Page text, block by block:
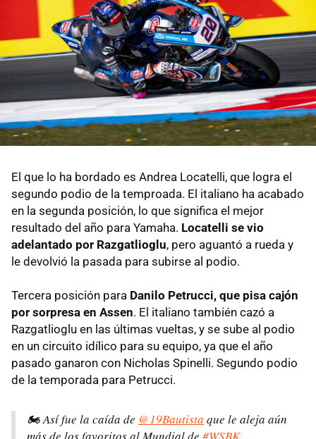
El que lo ha bordado es Andrea Locatelli, que logra el
segundo podio de la temproada. El italiano ha acabado
en la segunda posición, lo que significa el mejor
resultado del año para Yamaha. Locatelli se vio
adelantado por Razgatlioglu, pero aguantó a rueda y
le devolvió la pasada para subirse al podio.
Tercera posición para Danilo Petrucci, que pisa cajón
por sorpresa en Assen. El italiano también cazó a
Razgatlioglu en las últimas vueltas, y se sube al podio
en un circuito idílico para su equipo, ya que el año
pasado ganaron con Nicholas Spinelli. Segundo podio
de la temporada para Petrucci.
🏍️ Así fue la caída de @19Bautista que le aleja aún